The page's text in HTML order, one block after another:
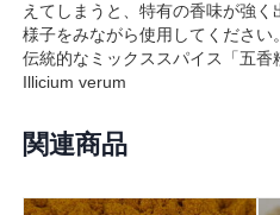
えてしまうと、特有の香味が強
様子をみながら使用してくださ
伝統的なミックススパイス「五香
Illicium verum
関連商品